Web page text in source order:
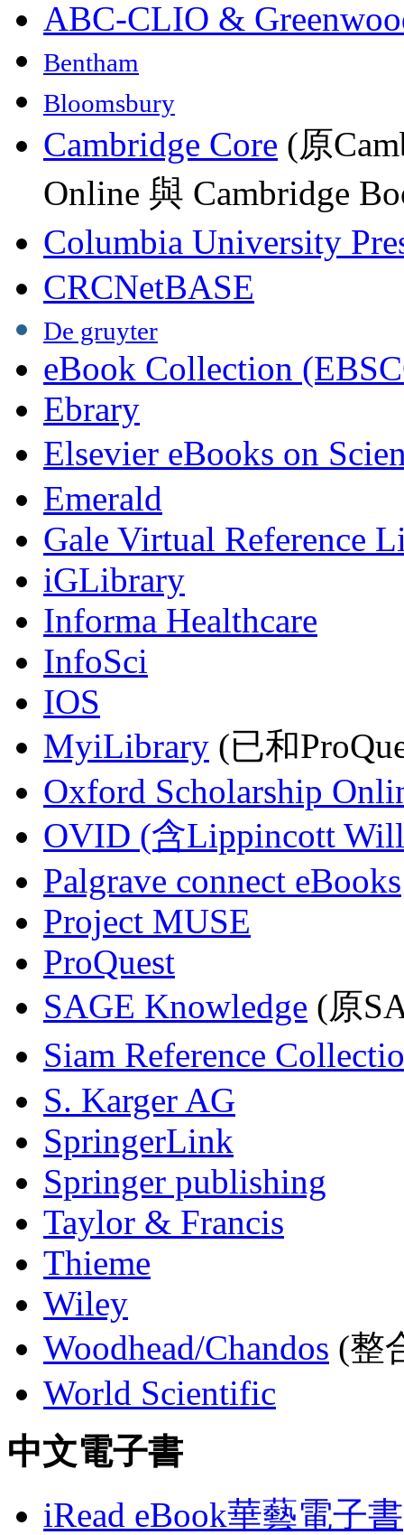
ABC-CLIO &
Bentham
Bloomsbury
Cambridge Core (原
Online 與 Cambridge
Columbia University
CRCNetBASE
De gruyter
eBook Collection
Ebrary
Elsevier eBooks on
Emerald
Gale Virtual Reference
iGLibrary
Informa Healthcare
InfoSci
IOS
MyiLibrary (已和
Oxford Scholarship
OVID (含Lippincott
Palgrave connect eBooks
Project MUSE
ProQuest
SAGE Knowledge (原
Siam Reference
S. Karger AG
SpringerLink
Springer publishing
Taylor & Francis
Thieme
Wiley
Woodhead/Chandos (整
World Scientific
中文電子書
iRead eBook華藝電子書